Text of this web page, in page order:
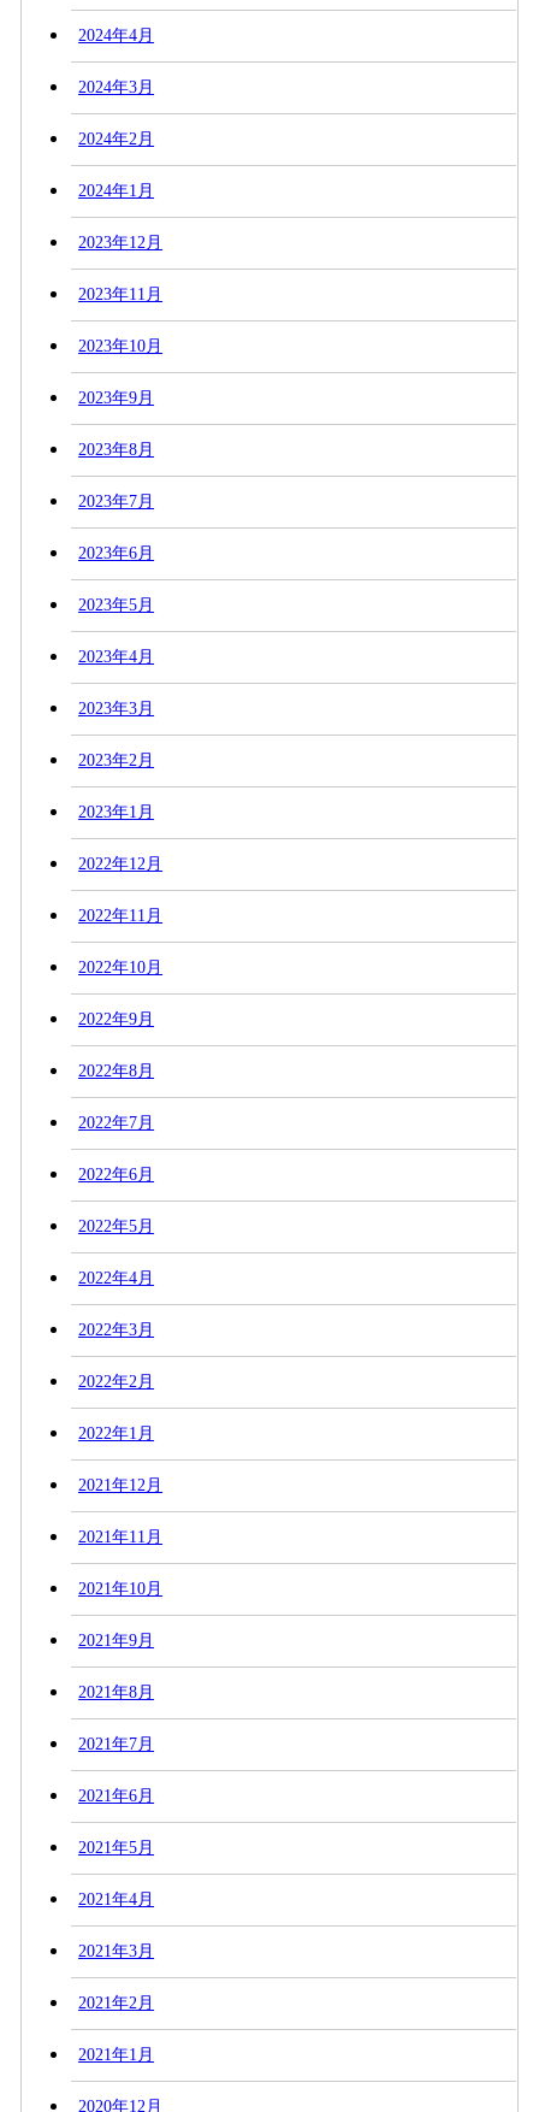
2024年4月
2024年3月
2024年2月
2024年1月
2023年12月
2023年11月
2023年10月
2023年9月
2023年8月
2023年7月
2023年6月
2023年5月
2023年4月
2023年3月
2023年2月
2023年1月
2022年12月
2022年11月
2022年10月
2022年9月
2022年8月
2022年7月
2022年6月
2022年5月
2022年4月
2022年3月
2022年2月
2022年1月
2021年12月
2021年11月
2021年10月
2021年9月
2021年8月
2021年7月
2021年6月
2021年5月
2021年4月
2021年3月
2021年2月
2021年1月
2020年12月